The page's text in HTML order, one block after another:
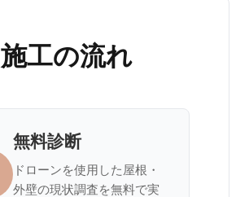
施工の流れ
無料診断
ドローンを使用した屋根・
外壁の現状調査を無料で実